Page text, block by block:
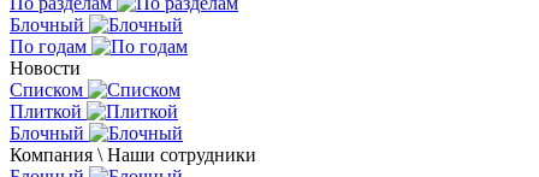
Блочный
По годам
Новости
Списком
Плиткой
Блочный
Компания \ Наши сотрудники